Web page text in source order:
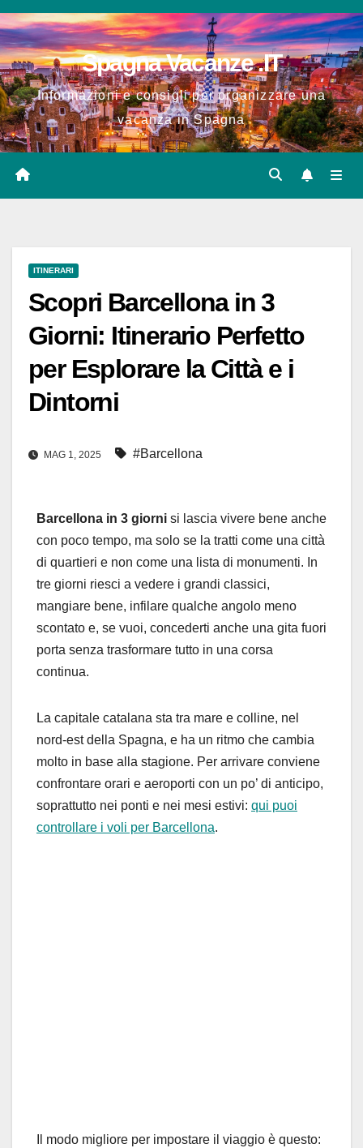
Salta
al
contenuto
Spagna Vacanze .IT
Informazioni e consigli per organizzare una
vacanza in Spagna
ITINERARI
Scopri Barcellona in 3
Giorni: Itinerario Perfetto
per Esplorare la Città e i
Dintorni
MAG 1, 2025 #Barcellona
Barcellona in 3 giorni si lascia vivere bene anche
con poco tempo, ma solo se la tratti come una città
di quartieri e non come una lista di monumenti. In
tre giorni riesci a vedere i grandi classici,
mangiare bene, infilare qualche angolo meno
scontato e, se vuoi, concederti anche una gita fuori
porta senza trasformare tutto in una corsa
continua.
La capitale catalana sta tra mare e colline, nel
nord-est della Spagna, e ha un ritmo che cambia
molto in base alla stagione. Per arrivare conviene
confrontare orari e aeroporti con un po’ di anticipo,
soprattutto nei ponti e nei mesi estivi: qui puoi
controllare i voli per Barcellona.
Il modo migliore per impostare il viaggio è questo: